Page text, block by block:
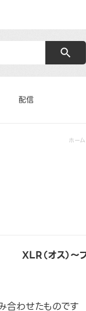
配信
ホーム
XLR（オス）～
合わせたものです